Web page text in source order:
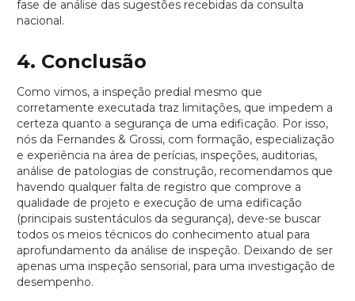
fase de análise das sugestões recebidas da consulta
nacional.
4. Conclusão
Como vimos, a inspeção predial mesmo que
corretamente executada traz limitações, que impedem a
certeza quanto a segurança de uma edificação. Por isso,
nós da Fernandes & Grossi, com formação, especialização
e experiência na área de perícias, inspeções, auditorias,
análise de patologias de construção, recomendamos que
havendo qualquer falta de registro que comprove a
qualidade de projeto e execução de uma edificação
(principais sustentáculos da segurança), deve-se buscar
todos os meios técnicos do conhecimento atual para
aprofundamento da análise de inspeção. Deixando de ser
apenas uma inspeção sensorial, para uma investigação de
desempenho.